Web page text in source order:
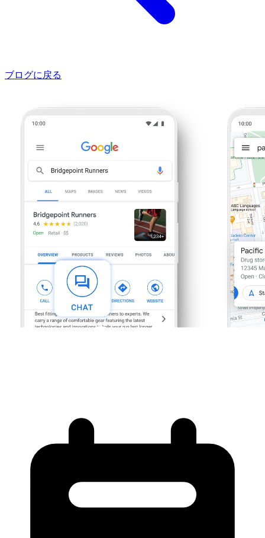
ブログに戻る